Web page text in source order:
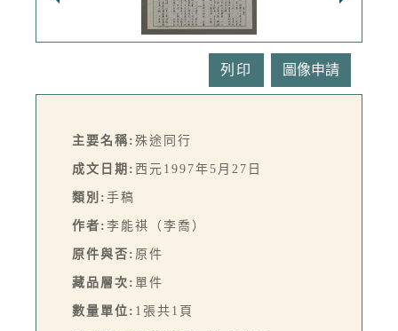
列印
主要名稱: 殊途同行
成文日期: 西元1997年5月27日
類別: 手稿
作者: 李能祺（李喬）
原件與否: 原件
藏品層次: 單件
數量單位: 1張共1頁